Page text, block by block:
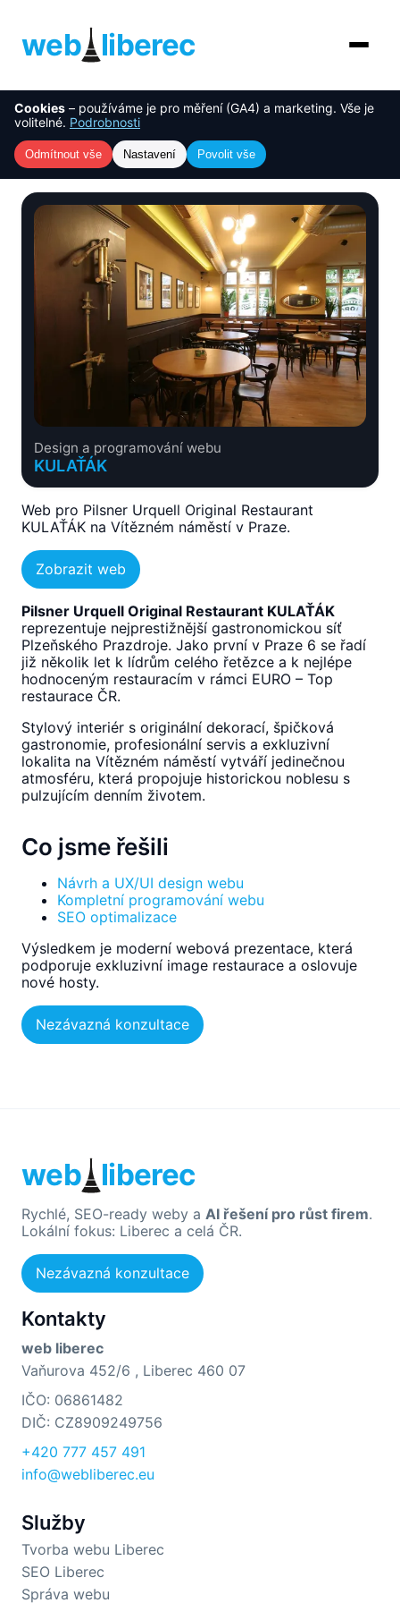
web liberec
O nás
Služby
NOVINKA
AI řešení
Reference
Cookies – používáme je pro měření (GA4) a marketing. Vše je
volitelné. Podrobnosti
Odmítnout vše Nastavení Povolit vše
Úvod› Reference›
KULAŤÁK
Design a programování webu
KULAŤÁK
Web pro Pilsner Urquell Original Restaurant
KULAŤÁK na Vítězném náměstí v Praze.
Zobrazit web
Pilsner Urquell Original Restaurant KULAŤÁK
reprezentuje nejprestižnější gastronomickou síť
Plzeňského Prazdroje. Jako první v Praze 6 se řadí
již několik let k lídrům celého řetězce a k nejlépe
hodnoceným restauracím v rámci EURO – Top
restaurace ČR.
Stylový interiér s originální dekorací, špičková
gastronomie, profesionální servis a exkluzivní
lokalita na Vítězném náměstí vytváří jedinečnou
atmosféru, která propojuje historickou noblesu s
pulzujícím denním životem.
Co jsme řešili
Návrh a UX/UI design webu
Kompletní programování webu
SEO optimalizace
Výsledkem je moderní webová prezentace, která
podporuje exkluzivní image restaurace a oslovuje
nové hosty.
Nezávazná konzultace
web liberec
Rychlé, SEO-ready weby a AI řešení pro růst firem.
Lokální fokus: Liberec a celá ČR.
Nezávazná konzultace
Kontakty
web liberec
Vaňurova 452/6 , Liberec 460 07
IČO: 06861482
DIČ: CZ8909249756
+420 777 457 491
info@webliberec.eu
Služby
Tvorba webu Liberec
SEO Liberec
Správa webu